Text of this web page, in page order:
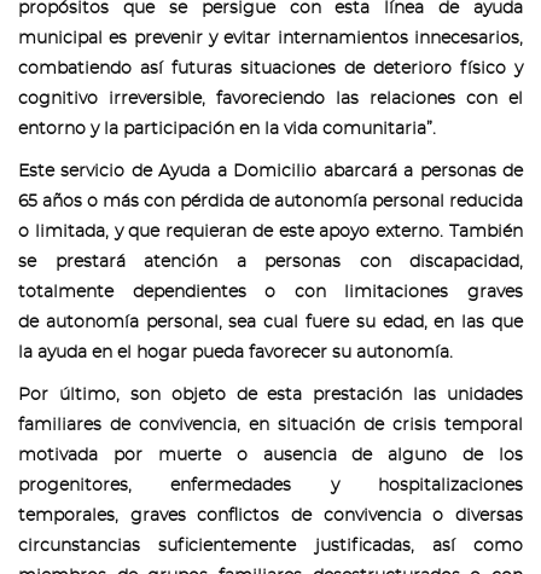
propósitos que se persigue con esta línea de ayuda
municipal es prevenir y evitar internamientos innecesarios,
combatiendo así futuras situaciones de deterioro físico y
cognitivo irreversible, favoreciendo las relaciones con el
entorno y la participación en la vida comunitaria”.
Este servicio de Ayuda a Domicilio abarcará a personas de
65 años o más con pérdida de autonomía personal reducida
o limitada, y que requieran de este apoyo externo. También
se prestará atención a personas con discapacidad,
totalmente dependientes o con limitaciones graves
de autonomía personal, sea cual fuere su edad, en las que
la ayuda en el hogar pueda favorecer su autonomía.
Por último, son objeto de esta prestación las unidades
familiares de convivencia, en situación de crisis temporal
motivada por muerte o ausencia de alguno de los
progenitores, enfermedades y hospitalizaciones
temporales, graves conflictos de convivencia o diversas
circunstancias suficientemente justificadas, así como